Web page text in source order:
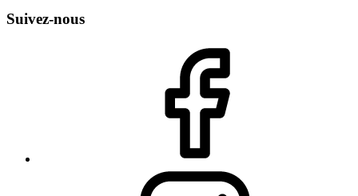
Suivez-nous